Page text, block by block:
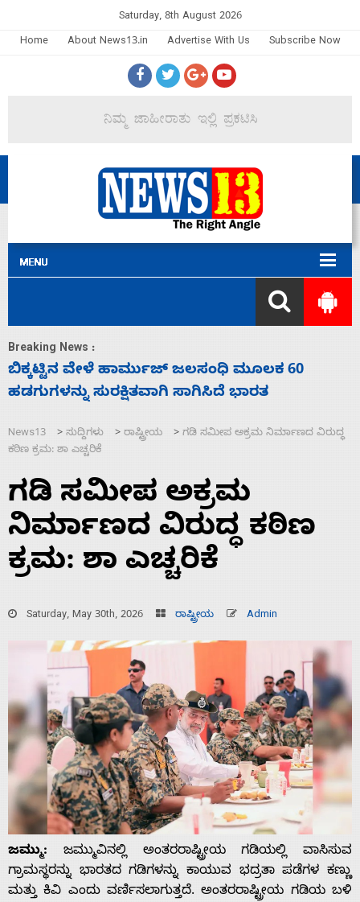
Saturday, 8th August 2026
Home
About News13.in Advertise With Us Subscribe Now
Breaking News :
ನಾಗೇಂದ್ರ ರಾಜೀನಾಮೆ ಕೊಡದಿದ್ದರೆ ಸದನ ನಡೆಸಲು
ಬಿಡೆವು: ಛಲವಾದಿ ನಾರಾಯಣಸ್ವಾಮಿ
News13 > ಸುದ್ದಿಗಳು > ರಾಷ್ಟ್ರೀಯ > ಗಡಿ ಸಮೀಪ ಅಕ್ರಮ ನಿರ್ಮಾಣದ ವಿರುದ್ಧ
ಕಠಿಣ ಕ್ರಮ: ಶಾ ಎಚ್ಚರಿಕೆ
ಗಡಿ ಸಮೀಪ ಅಕ್ರಮ
ನಿರ್ಮಾಣದ ವಿರುದ್ಧ ಕಠಿಣ
ಕ್ರಮ: ಶಾ ಎಚ್ಚರಿಕೆ
Saturday, May 30th, 2026 ರಾಷ್ಟ್ರೀಯ Admin
ಜಮ್ಮು: ಜಮ್ಮುವಿನಲ್ಲಿ ಅಂತರರಾಷ್ಟ್ರೀಯ ಗಡಿಯಲ್ಲಿ ವಾಸಿಸುವ
ಗ್ರಾಮಸ್ಥರನ್ನು ಭಾರತದ ಗಡಿಗಳನ್ನು ಕಾಯುವ ಭದ್ರತಾ ಪಡೆಗಳ ಕಣ್ಣು
ಮತ್ತು ಕಿವಿ ಎಂದು ವರ್ಣಿಸಲಾಗುತ್ತದೆ. ಅಂತರರಾಷ್ಟ್ರೀಯ ಗಡಿಯ ಬಳಿ